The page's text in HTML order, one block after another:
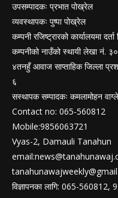
उपसम्पादकः प्रभात पोख्रेल
व्यवस्थापकः पुष्पा पोख्रेल
कम्पनी रजिष्ट्रारको कार्यालयमा
कम्पनीको नाउँको स्थायी लेखा नं.
४तनहुँ आवाज साप्ताहिक जिल्ला
६
सस्थापक सम्पादकः कमलामोहन वाग्ले
Contact no: 065-560812
Mobile:9856063721
Vyas-2, Damauli Tanahun
email:
विज्ञापनका लागि: 065-560812,